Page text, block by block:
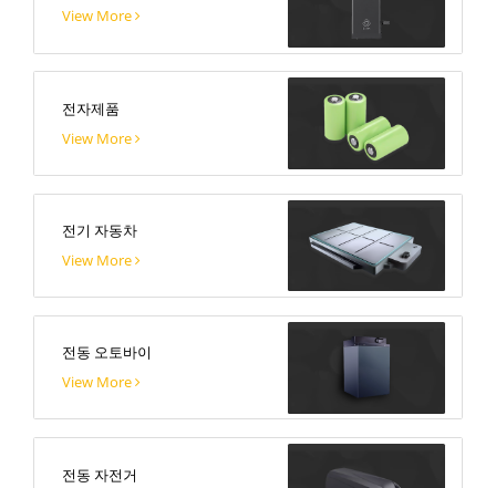
View More
전자제품
View More
전기 자동차
View More
전동 오토바이
View More
전동 자전거